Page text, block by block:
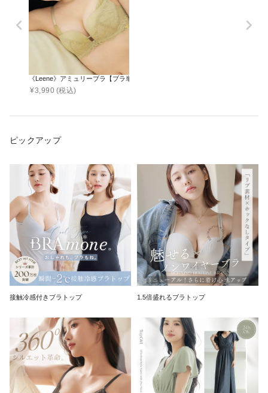
《Leene》アミュリーブラ【ブラ単品】
¥3,990 (税込)
ピックアップ
接触冷感付きブラトップ 1.5倍盛れるブラトップ